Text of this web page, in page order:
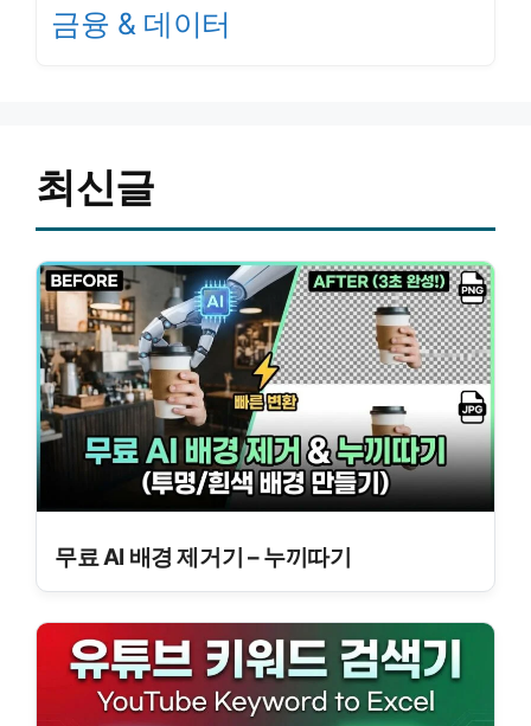
금융 & 데이터
최신글
무료 AI 배경 제거기 – 누끼따기